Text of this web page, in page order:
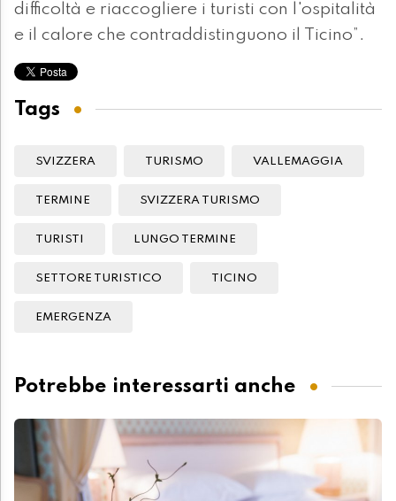
difficoltà e riaccogliere i turisti con l'ospitalità
e il calore che contraddistinguono il Ticino”.
Tags
SVIZZERA TURISMO VALLEMAGGIA
TERMINE SVIZZERA TURISMO
TURISTI LUNGO TERMINE
SETTORE TURISTICO TICINO
EMERGENZA
Potrebbe interessarti anche